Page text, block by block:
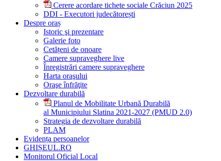
Cerere acordare tichete sociale Crăciun 2025
DDI - Executori judecătorești
Despre oraș
Istoric şi prezentare
Galerie foto
Cetățeni de onoare
Camere supraveghere live
Înregistrări camere supraveghere
Harta oraşului
Oraşe înfrăţite
Dezvoltare durabilă
Planul de Mobilitate Urbană Durabilă
al Municipiului Slatina 2021-2027 (PMUD 2.0)
Strategia de dezvoltare durabilă
PLAM
Evidența persoanelor
GHIȘEUL.RO
Monitorul Oficial Local